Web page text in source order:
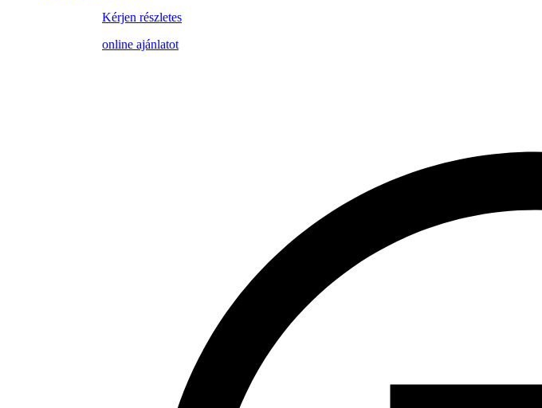
Kérjen részletes
online ajánlatot